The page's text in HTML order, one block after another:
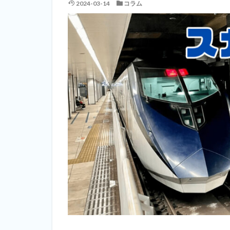
2024-03-14 コラム